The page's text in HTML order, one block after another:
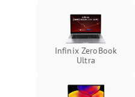
Infinix ZeroBook
Ultra